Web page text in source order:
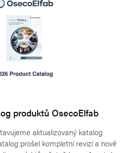
produktů OsecoElfab
aktualizovaný katalog
prošel kompletní revizí a nově